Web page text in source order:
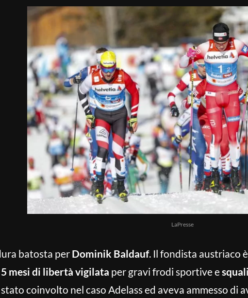
LaPresse
batosta per Dominik Baldauf. Il fondista austriaco
5 mesi di libertà vigilata per gravi frodi sportive e
coinvolto nel caso Adelass ed aveva ammesso di